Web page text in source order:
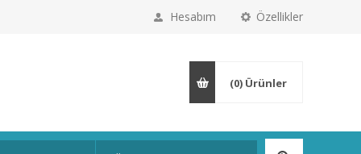
Özellikler
Hesabım
(0) Ürünler